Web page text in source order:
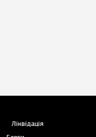
Ліквідація